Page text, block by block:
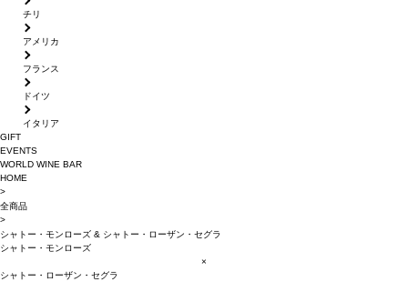
チリ
アメリカ
フランス
ドイツ
イタリア
GIFT
EVENTS
WORLD WINE BAR
HOME
>
全商品
>
シャトー・モンローズ& シャトー・ローザン・セグラ
シャトー・モンローズ
×
シャトー・ローザン・セグラ